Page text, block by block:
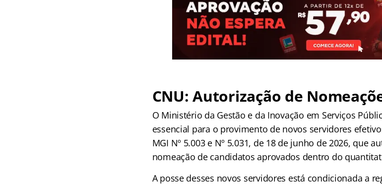
CNU: Autorização de
O Ministério da Gestão e da Inovação em Serviços
essencial para o provimento de novos servidores
MGI Nº 5.003 e Nº 5.031, de 18 de junho de 2026, que
nomeação de candidatos aprovados dentro do
A posse desses novos servidores está condicionada a